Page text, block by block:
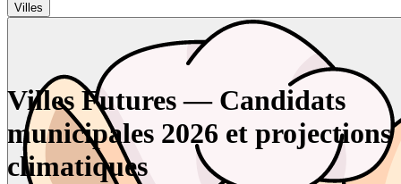
Villes
Villes Futures — Candidats
municipales 2026 et projections
climatiques